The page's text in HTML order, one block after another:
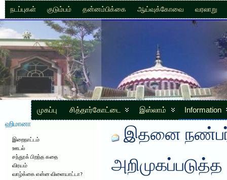
நடப்புகள் குடும்பம் தன்னம்பிக்கை ஆய்வுக்கோவை வரலாறு
முகப்பு சித்தார்கோட்டை இஸ்லாம் Information
ஹிமானா
இறைநாட்டம்
ஊடல்
சந்தூக் பிறந்த கதை
விரயம்
வாழ்க்கை என்ன விளையாட்டா?
இதனை
அறிமுகப்படுத்த